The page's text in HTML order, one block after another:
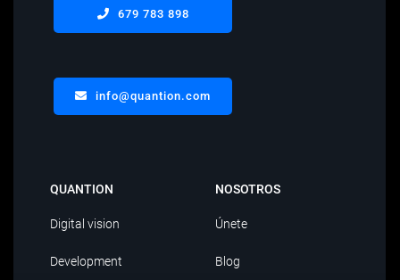
679 783 898
info@quantion.com
QUANTION
Digital vision
Development
NOSOTROS
Únete
Blog